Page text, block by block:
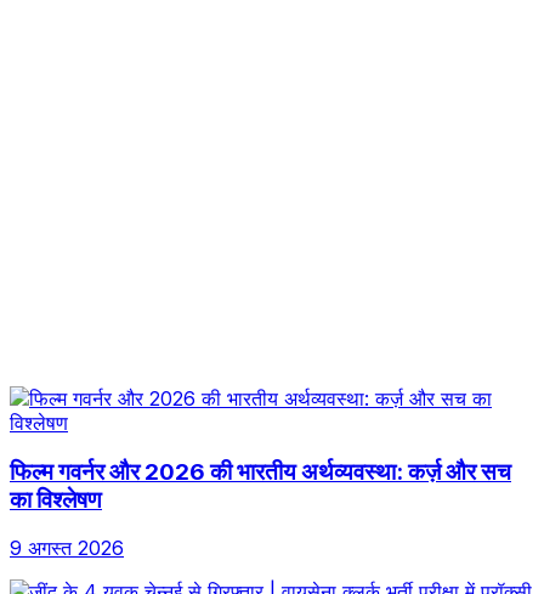
फिल्म गवर्नर और 2026 की भारतीय अर्थव्यवस्था: कर्ज़ और सच
का विश्लेषण
9 अगस्त 2026